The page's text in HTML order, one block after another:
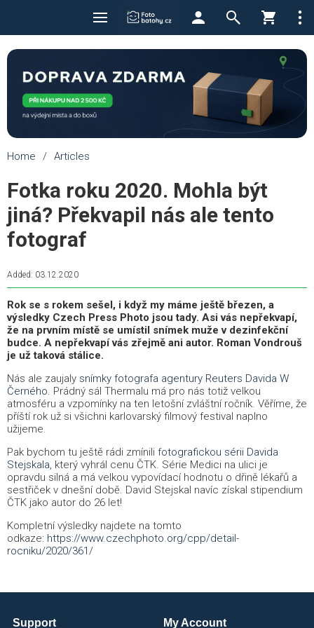
Home / Articles
Fotka roku 2020. Mohla být
jiná? Překvapil nás ale tento
fotograf
Added: 03.12.2020
Rok se s rokem sešel, i když my máme ještě březen, a
výsledky Czech Press Photo jsou tady. Asi vás nepřekvapí,
že na prvním místě se umístil snímek muže v dezinfekční
budce. A nepřekvapí vás zřejmě ani autor. Roman Vondrouš
je už taková stálice.
Nás ale zaujaly snímky fotografa agentury Reuters Davida W
Černého. Prádný sál Thermalu má pro nás totiž velkou
atmosféru a vzpomínky na ten letošní zvláštní ročník. Věříme, že
příští rok už si všichni karlovarský filmový festival naplno
užijeme.
Pak bychom tu ještě rádi zmínili fotografickou sérii Davida
Stejskala, který vyhrál cenu ČTK. Série Medici na ulici je
opravdu silná a má velkou vypovídací hodnotu o dřině lékařů a
sestřiček v dnešní době. David Stejskal navíc získal stipendium
ČTK jako autor do 26 let!
Kompletní výsledky najdete na tomto
odkaze: https://www.czechphoto.org/cpp/detail-
rocniku/2020/361/
Support My Account